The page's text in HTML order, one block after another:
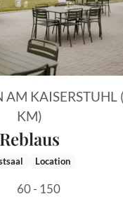
AM KAISERSTUHL
KM)
Reblaus
Location
60 - 150